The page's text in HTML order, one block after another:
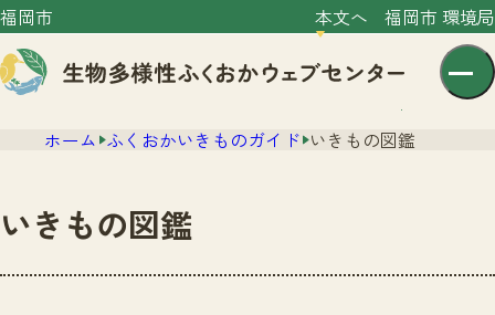
福岡市 本文へ 福岡市 環境局
センター紹介
ホーム ふくおかいきものガイド いきもの図鑑
いきもの図鑑